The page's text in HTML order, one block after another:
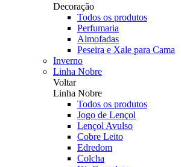
Decoração
Todos os produtos
Perfumaria
Almofadas
Peseira e Xale para Cama
Inverno
Linha Nobre
Voltar
Linha Nobre
Todos os produtos
Jogo de Lençol
Lençol Avulso
Cobre Leito
Edredom
Colcha